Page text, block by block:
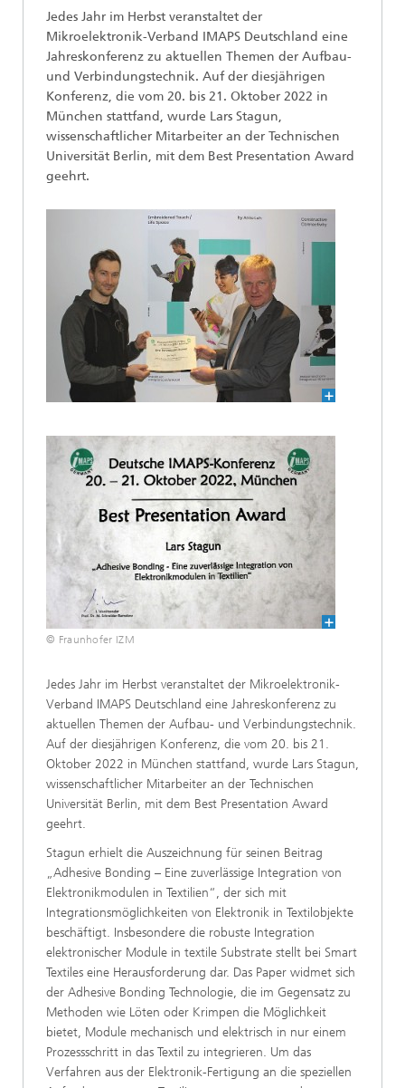
Jedes Jahr im Herbst veranstaltet der
Mikroelektronik-Verband IMAPS Deutschland eine
Jahreskonferenz zu aktuellen Themen der Aufbau-
und Verbindungstechnik. Auf der diesjährigen
Konferenz, die vom 20. bis 21. Oktober 2022 in
München stattfand, wurde Lars Stagun,
wissenschaftlicher Mitarbeiter an der Technischen
Universität Berlin, mit dem Best Presentation Award
geehrt.
© Fraunhofer IZM
Jedes Jahr im Herbst veranstaltet der Mikroelektronik-
Verband IMAPS Deutschland eine Jahreskonferenz zu
aktuellen Themen der Aufbau- und Verbindungstechnik.
Auf der diesjährigen Konferenz, die vom 20. bis 21.
Oktober 2022 in München stattfand, wurde Lars Stagun,
wissenschaftlicher Mitarbeiter an der Technischen
Universität Berlin, mit dem Best Presentation Award
geehrt.
Stagun erhielt die Auszeichnung für seinen Beitrag
„Adhesive Bonding – Eine zuverlässige Integration von
Elektronikmodulen in Textilien“, der sich mit
Integrationsmöglichkeiten von Elektronik in Textilobjekte
beschäftigt. Insbesondere die robuste Integration
elektronischer Module in textile Substrate stellt bei Smart
Textiles eine Herausforderung dar. Das Paper widmet sich
der Adhesive Bonding Technologie, die im Gegensatz zu
Methoden wie Löten oder Krimpen die Möglichkeit
bietet, Module mechanisch und elektrisch in nur einem
Prozessschritt in das Textil zu integrieren. Um das
Verfahren aus der Elektronik-Fertigung an die speziellen